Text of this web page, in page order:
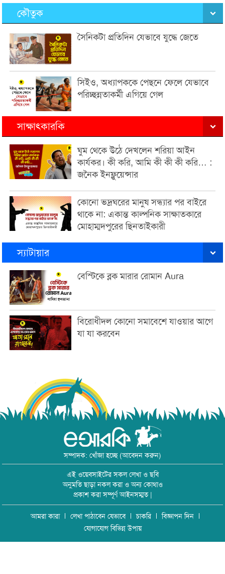
কৌতুক
সৈনিকটা প্রতিদিন যেভাবে যুদ্ধে জেতে
সিইও, অধ্যাপককে পেছনে ফেলে যেভাবে
পরিচ্ছন্নতাকর্মী এগিয়ে গেল
সাক্ষাৎকারকি
ঘুম থেকে উঠে দেখলেন শরিয়া আইন
কার্যকর। কী করি, আমি কী কী কী করি… :
জনৈক ইনফ্লুয়েন্সার
কোনো ভদ্রঘরের মানুষ সন্ধ্যার পর বাইরে
থাকে না: একান্ত কাল্পনিক সাক্ষাতকারে
মোহাম্মদপুরের ছিনতাইকারী
স্যাটায়ার
বেস্টিকে ব্লক মারার রোমান Aura
বিরোধীদল কোনো সমাবেশে যাওয়ার আগে
যা যা করবেন
সম্পাদক: খোঁজা হচ্ছে (আবেদন করুন)
এই ওয়েবসাইটের সকল লেখা ও ছবি
অনুমতি ছাড়া নকল করা ও অন্য কোথাও
প্রকাশ করা সম্পূর্ণ আইনসম্মত |
আমরা কারা লেখা পাঠাবেন যেভাবে চাকরি
বিজ্ঞাপন দিন
যোগাযোগ বিভিন্ন উপায়